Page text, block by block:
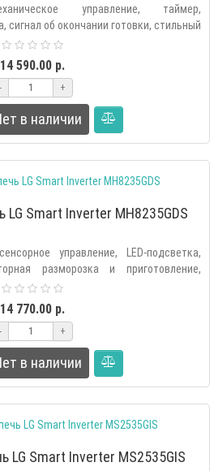
управление, таймер,
сигнал об окончании готовки, стильный
14 590.00 р.
- +
в наличии
Smart Inverter MH8235GDS
управление, LED-подсветка,
разморозка и приготовление,
14 770.00 р.
- +
в наличии
LG Smart Inverter MS2535GIS